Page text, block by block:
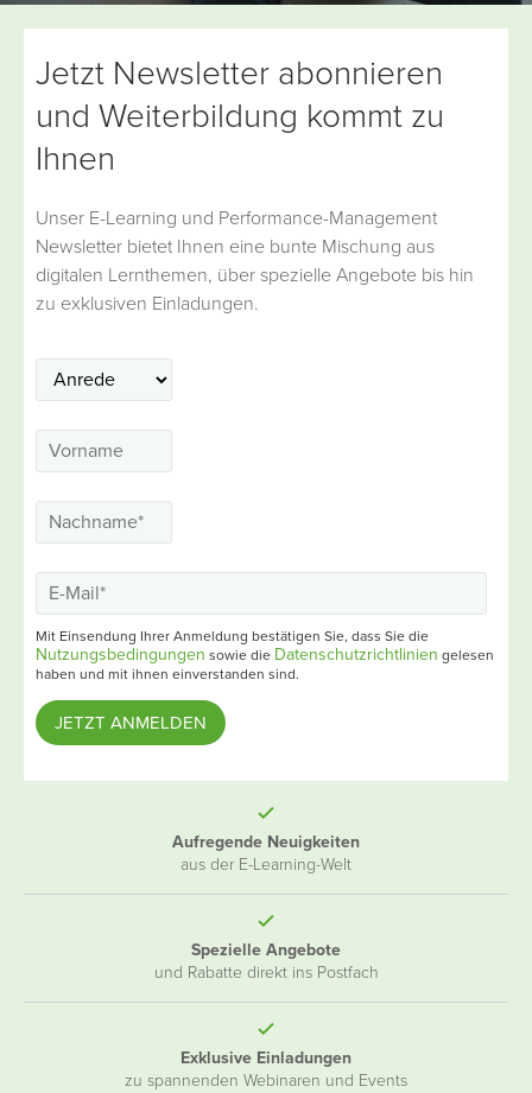
Jetzt Newsletter abonnieren
und Weiterbildung kommt zu
Ihnen
Unser E-Learning und Performance-Management
Newsletter bietet Ihnen eine bunte Mischung aus
digitalen Lernthemen, über spezielle Angebote bis hin
zu exklusiven Einladungen.
Mit Einsendung Ihrer Anmeldung bestätigen Sie, dass Sie die
Nutzungsbedingungen sowie die Datenschutzrichtlinien gelesen
haben und mit ihnen einverstanden sind.
Aufregende Neuigkeiten
aus der E-Learning-Welt
Spezielle Angebote
und Rabatte direkt ins Postfach
Exklusive Einladungen
zu spannenden Webinaren und Events